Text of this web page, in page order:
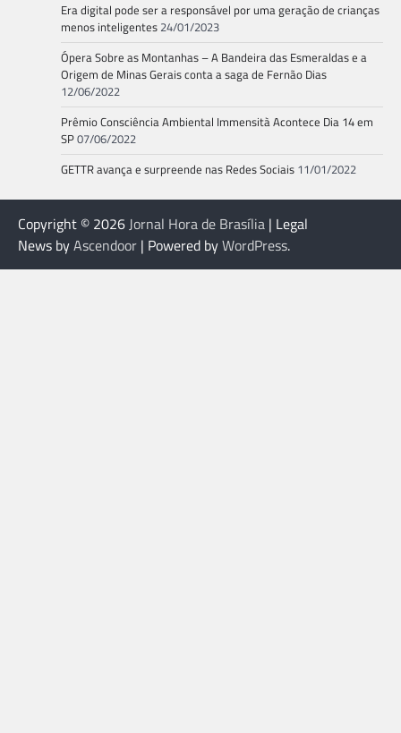
Era digital pode ser a responsável por uma geração de crianças
menos inteligentes 24/01/2023
Ópera Sobre as Montanhas – A Bandeira das Esmeraldas e a
Origem de Minas Gerais conta a saga de Fernão Dias
12/06/2022
Prêmio Consciência Ambiental Immensità Acontece Dia 14 em
SP07/06/2022
GETTR avança e surpreende nas Redes Sociais 11/01/2022
Copyright © 2026Jornal Hora de Brasília | Legal
News byAscendoor | Powered byWordPress.